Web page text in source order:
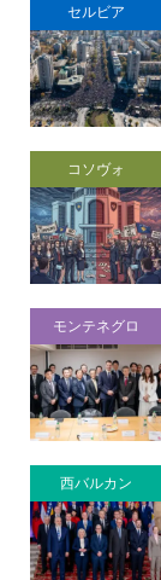
セルビア
コソヴォ
モンテネグロ
西バルカン